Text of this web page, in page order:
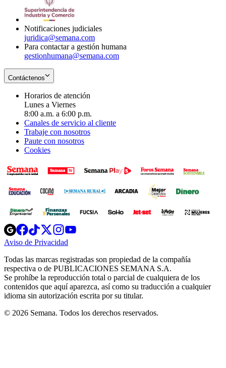
Notificaciones judiciales
juridica@semana.com
Para contactar a gestión humana
gestionhumana@semana.com
Contáctenos
Horarios de atención
Lunes a Viernes
8:00 a.m. a 6:00 p.m.
Canales de servicio al cliente
Trabaje con nosotros
Paute con nosotros
Cookies
Opens
in
new
Opens
in
new
Opens
in
new
window
Opens
new
windowwindow
Aviso de Privacidad
new
window
Todas las marcas registradas son propiedad de la compañía
respectiva o de PUBLICACIONES SEMANA S.A.
Se prohíbe la reproducción total o parcial de cualquiera de los
contenidos que aquí aparezca, así como su traducción a cualquier
idioma sin autorización escrita por su titular.
© 2026 Semana. Todos los derechos reservados.